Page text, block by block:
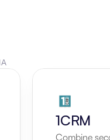
1CRM
Combine